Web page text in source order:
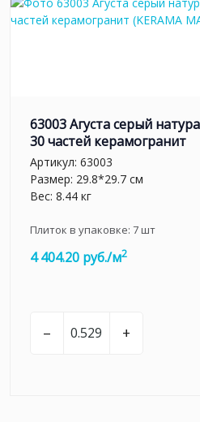
63003 Агуста серый
30 частей керамогранит
Артикул: 63003
Размер: 29.8*29.7 см
Вес: 8.44 кг
Плиток в упаковке: 7шт
4 404.20 руб./м2
– +